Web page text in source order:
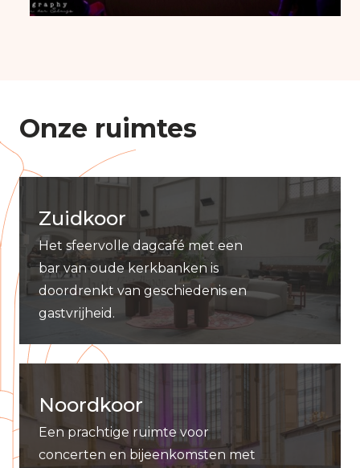
Onze ruimtes
Zuidkoor
Het sfeervolle dagcafé met een
bar van oude kerkbanken is
doordrenkt van geschiedenis en
gastvrijheid.
Noordkoor
Een prachtige ruimte voor
concerten en bijeenkomsten met